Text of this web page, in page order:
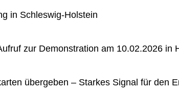
in Schleswig-Holstein
zur Demonstration am 10.02.2026 in
übergeben – Starkes Signal für den